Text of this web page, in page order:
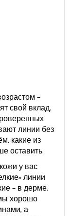
–
свой вклад.
линии без
какие из
оставить.
у вас
линии
– в дерме.
хорошо
а